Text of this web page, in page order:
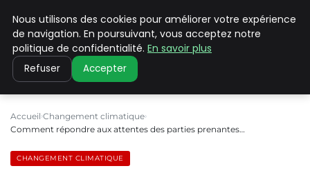
CLIMATE C ADVANCED
Accueil Changement climatique
Comment répondre aux attentes des parties prenantes…
CHANGEMENT CLIMATIQUE
Nous utilisons des cookies pour améliorer votre expérience
de navigation. En poursuivant, vous acceptez notre
politique de confidentialité. En savoir plus
Refuser Accepter